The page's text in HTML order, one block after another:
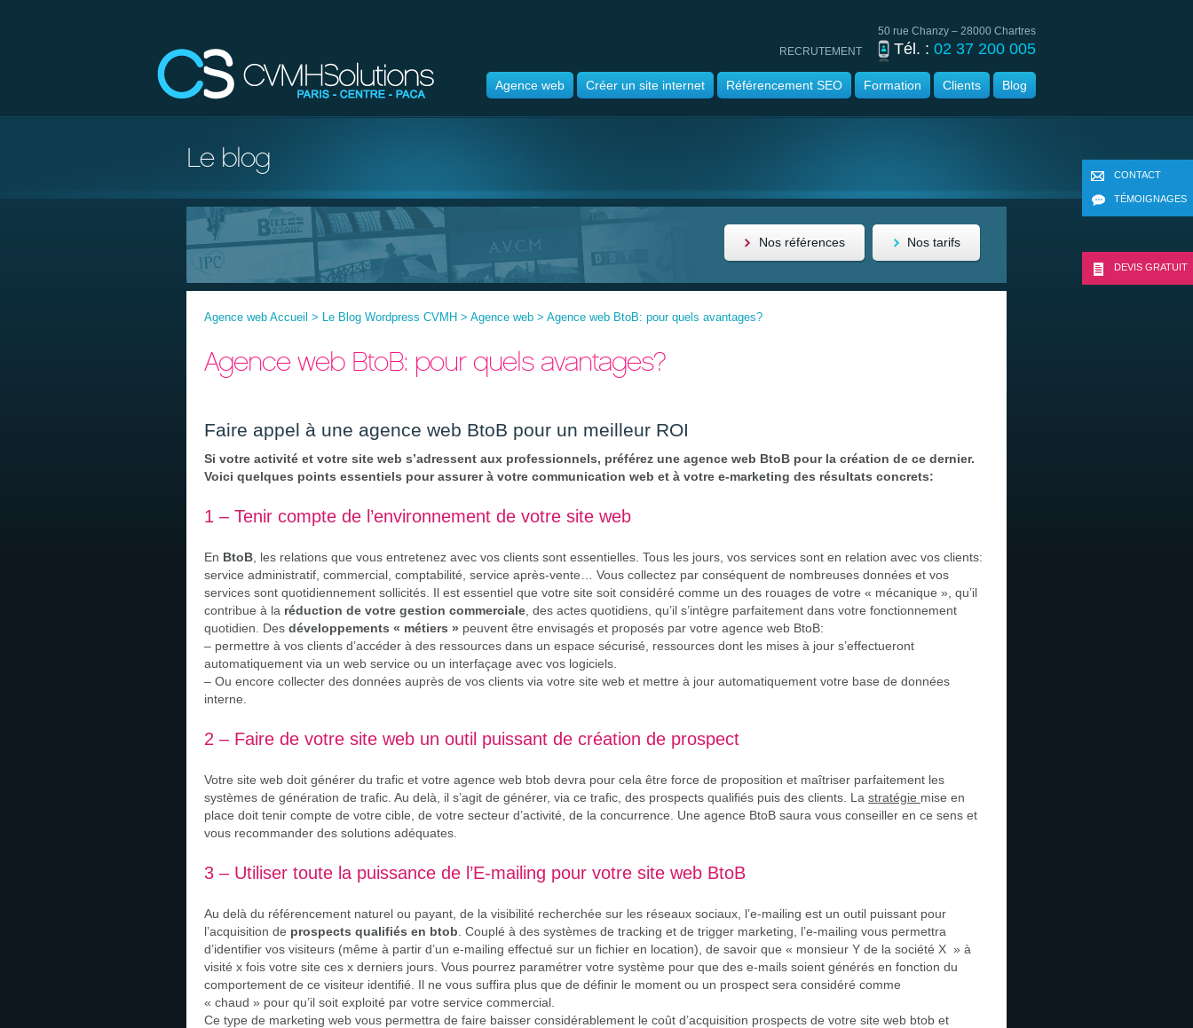
50 rue Chanzy – 28000 Chartres
RECRUTEMENT
Tél. : 02 37 200 005
Agence web Créer un site internet Référencement SEO Formation Clients Blog
CONTACT
TÉMOIGNAGES
DEVIS GRATUIT
Le blog
Nos tarifs
Nos références
Agence web Accueil > Le Blog Wordpress CVMH > Agence web > Agence web BtoB: pour quels avantages?
Agence web BtoB: pour quels avantages?
Faire appel à une agence web BtoB pour un meilleur ROI
Si votre activité et votre site web s’adressent aux professionnels, préférez une agence web BtoB pour la création de ce dernier.
Voici quelques points essentiels pour assurer à votre communication web et à votre e-marketing des résultats concrets:
1 – Tenir compte de l’environnement de votre site web
En BtoB , les relations que vous entretenez avec vos clients sont essentielles. Tous les jours, vos services sont en relation avec vos clients:
service administratif, commercial, comptabilité, service après-vente… Vous collectez par conséquent de nombreuses données et vos
services sont quotidiennement sollicités. Il est essentiel que votre site soit considéré comme un des rouages de votre « mécanique », qu’il
contribue à la réduction de votre gestion commerciale , des actes quotidiens, qu’il s’intègre parfaitement dans votre fonctionnement
quotidien. Des développements « métiers » peuvent être envisagés et proposés par votre agence web BtoB:
– permettre à vos clients d’accéder à des ressources dans un espace sécurisé, ressources dont les mises à jour s’effectueront
automatiquement via un web service ou un interfaçage avec vos logiciels.
– Ou encore collecter des données auprès de vos clients via votre site web et mettre à jour automatiquement votre base de données
interne.
2 – Faire de votre site web un outil puissant de création de prospect
Votre site web doit générer du trafic et votre agence web btob devra pour cela être force de proposition et maîtriser parfaitement les
systèmes de génération de trafic. Au delà, il s’agit de générer, via ce trafic, des prospects qualifiés puis des clients. La stratégie mise en
place doit tenir compte de votre cible, de votre secteur d’activité, de la concurrence. Une agence BtoB saura vous conseiller en ce sens et
vous recommander des solutions adéquates.
3 – Utiliser toute la puissance de l’E-mailing pour votre site web BtoB
Au delà du référencement naturel ou payant, de la visibilité recherchée sur les réseaux sociaux, l’e-mailing est un outil puissant pour
l’acquisition de prospects qualifiés en btob . Couplé à des systèmes de tracking et de trigger marketing, l’e-mailing vous permettra
d’identifier vos visiteurs (même à partir d’un e-mailing effectué sur un fichier en location), de savoir que « monsieur Y de la société X » à
visité x fois votre site ces x derniers jours. Vous pourrez paramétrer votre système pour que des e-mails soient générés en fonction du
comportement de ce visiteur identifié. Il ne vous suffira plus que de définir le moment ou un prospect sera considéré comme
« chaud » pour qu’il soit exploité par votre service commercial.
Ce type de marketing web vous permettra de faire baisser considérablement le coût d’acquisition prospects de votre site web btob et